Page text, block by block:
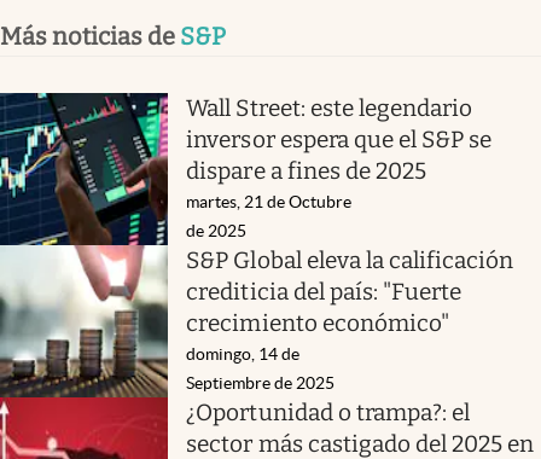
Más noticias de S&P
Wall Street: este legendario
inversor espera que el S&P se
dispare a fines de 2025
martes, 21 de Octubre
de 2025
S&P Global eleva la calificación
crediticia del país: "Fuerte
crecimiento económico"
domingo, 14 de
Septiembre de 2025
¿Oportunidad o trampa?: el
sector más castigado del 2025 en